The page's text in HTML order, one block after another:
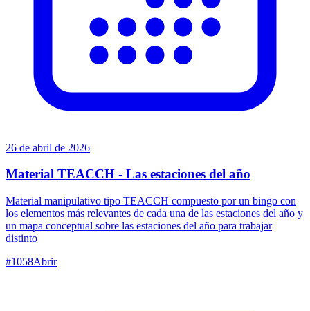
26 de abril de 2026
Material TEACCH - Las estaciones del año
Material manipulativo tipo TEACCH compuesto por un bingo con
los elementos más relevantes de cada una de las estaciones del año y
un mapa conceptual sobre las estaciones del año para trabajar
distinto
#1058Abrir